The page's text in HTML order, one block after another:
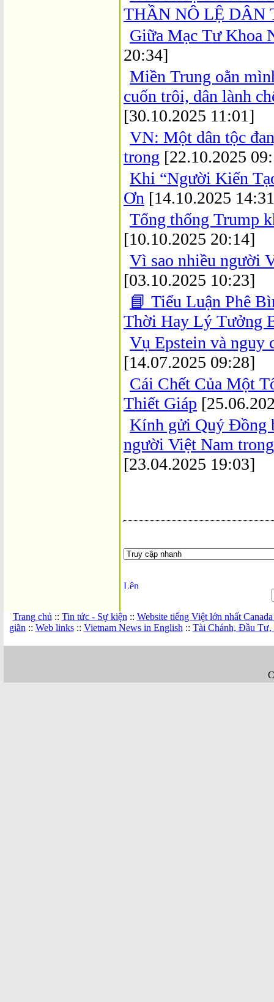
THẦN NÔ LỆ DÂN
Giữa Mạc Tư Khoa
20:34]
Miền Trung oằn
cuốn trôi, dân lành
[30.10.2025 11:01]
VN: Một dân tộc
trong [22.10.2025
Khi “Người Kiến
Ơn [14.10.2025
Tổng thống Trump
[10.10.2025 20:14]
Vì sao nhiều người
[03.10.2025 10:23]
📘 Tiểu Luận Phê
Thời Hay Lý Tưởng
Vụ Epstein và nguy
[14.07.2025 09:28]
Cái Chết Của Một
Thiết Giáp
Kính gửi Quý Đồng
người Việt Nam
[23.04.2025 19:03]
Trang chủ :: Tin tức - Sự kiện :: Website tiếng Việt lớn nhất
giãn :: Web links:: Vietnam News in English :: Tài Chánh, Đầu Tư,